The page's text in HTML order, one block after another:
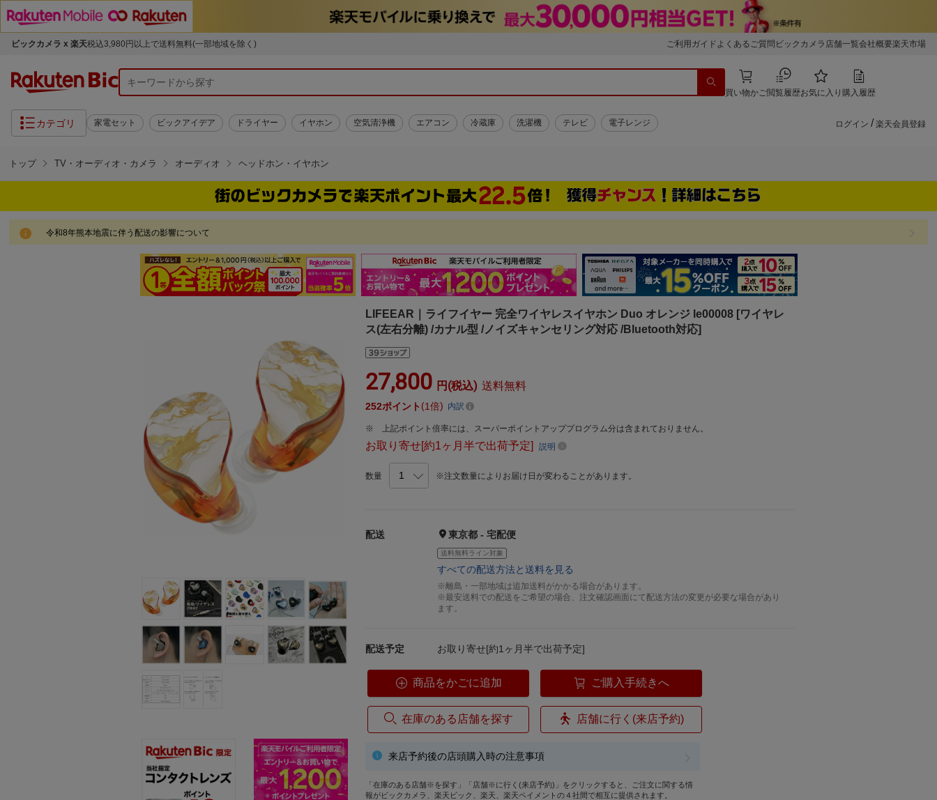
ビックカメラ x 楽天税込3,980円以上で送料無料(一部地域を除く) ご利用ガイド よくあるご質問 ビックカメラ店舗一覧会社概要楽天市場
買い物かご閲覧履歴お気に入り 購入履歴
カテゴリ 家電セット ビックアイデア ドライヤー イヤホン 空気清浄機 エアコン 冷蔵庫 洗濯機 テレビ 電子レンジ ログイン / 楽天会員登録
トップ TV・オーディオ・カメラ オーディオ ヘッドホン・イヤホン
令和8年熊本地震に伴う配送の影響について
LIFEEAR｜ライフイヤー 完全ワイヤレスイヤホン Duo オレンジ le00008 [ワイヤレ
ス(左右分離) /カナル型 /ノイズキャンセリング対応 /Bluetooth対応]
27,800 円(税込) 送料無料
252ポイント 1倍 内訳
上記ポイント倍率には、スーパーポイントアッププログラム分は含まれておりません。
お取り寄せ[約1ヶ月半で出荷予定]説明
数量 ※注文数量によりお届け日が変わることがあります。
配送 東京都 - 宅配便
送料無料ライン対象
すべての配送方法と送料を見る
※離島・一部地域は追加送料がかかる場合があります。
※最安送料での配送をご希望の場合、注文確認画面にて配送方法の変更が必要な場合があり
ます。
配送予定 お取り寄せ[約1ヶ月半で出荷予定]
商品をかごに追加 ご購入手続きへ
在庫のある店舗を探す 店舗に行く(来店予約)
来店予約後の店頭購入時の注意事項
「在庫のある店舗※を探す」「店舗※に行く(来店予約)」をクリックすると、ご注文に関する情
報がビックカメラ、楽天ビック、楽天、楽天ペイメントの４社間で相互に提供されます。